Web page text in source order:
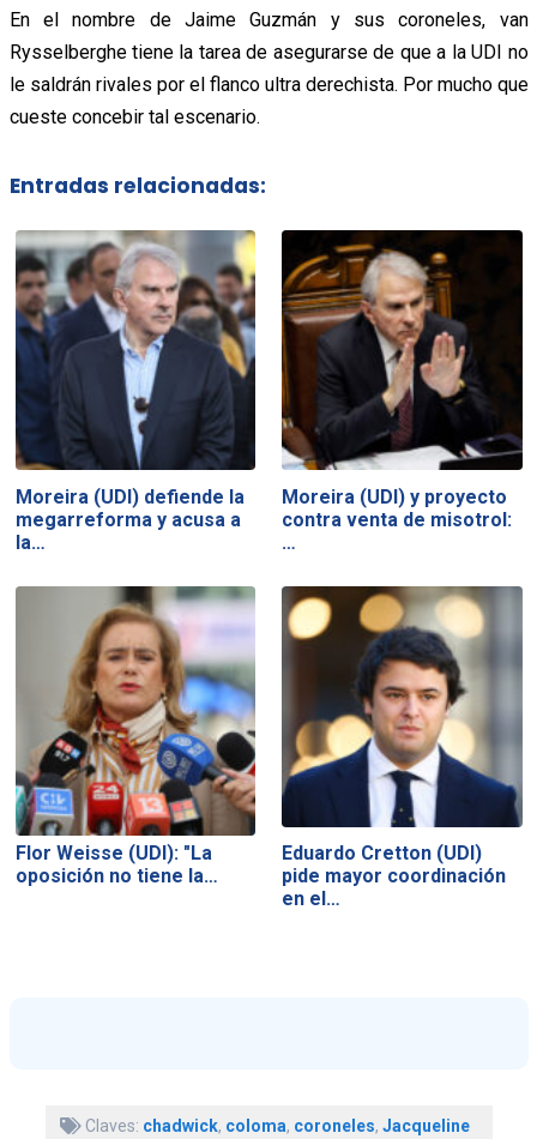
En el nombre de Jaime Guzmán y sus coroneles, van
Rysselberghe tiene la tarea de asegurarse de que a la UDI no
le saldrán rivales por el flanco ultra derechista. Por mucho que
cueste concebir tal escenario.
Entradas relacionadas:
Moreira (UDI) defiende la
megarreforma y acusa a
la…
Moreira (UDI) y proyecto
contra venta de misotrol:
…
Flor Weisse (UDI): "La
oposición no tiene la…
Eduardo Cretton (UDI)
pide mayor coordinación
en el…
Claves: chadwick, coloma, coroneles, Jacqueline